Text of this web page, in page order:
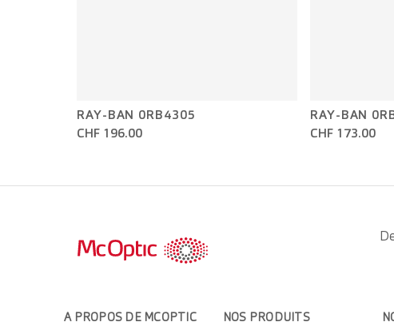
RAY-BAN 0RB4305
CHF 196.00
RAY-BAN
CHF 173.00
A PROPOS DE MCOPTIC NOS PRODUITS